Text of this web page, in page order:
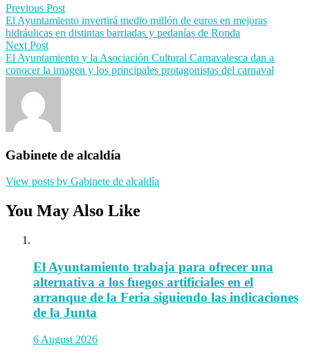
Post
navigation
Previous Post
El Ayuntamiento invertirá medio millón de euros en mejoras
hidráulicas en distintas barriadas y pedanías de Ronda
Next Post
El Ayuntamiento y la Asociación Cultural Carnavalesca dan a
conocer la imagen y los principales protagonistas del carnaval
Gabinete de alcaldía
View posts by Gabinete de alcaldía
You May Also Like
El Ayuntamiento trabaja para ofrecer una
alternativa a los fuegos artificiales en el
arranque de la Feria siguiendo las indicaciones
de la Junta
6 August 2026